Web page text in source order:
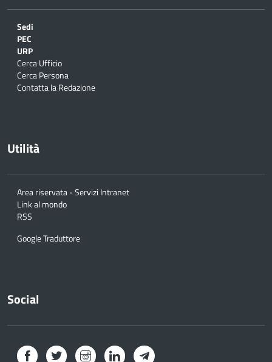
Sedi
PEC
URP
Cerca Ufficio
Cerca Persona
Contatta la Redazione
Utilità
Area riservata - Servizi Intranet
Link al mondo
RSS
Google Traduttore
Social
Facebook Twitter InstagramLinkedInTelegram